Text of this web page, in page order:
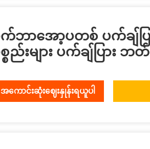
ဘာအော့ပတစ် ပက်ချ်ပ
စည်းများ ပက်ချ်ပြား
အကောင်းဆုံးဈေးနှုန်းရယူပါ